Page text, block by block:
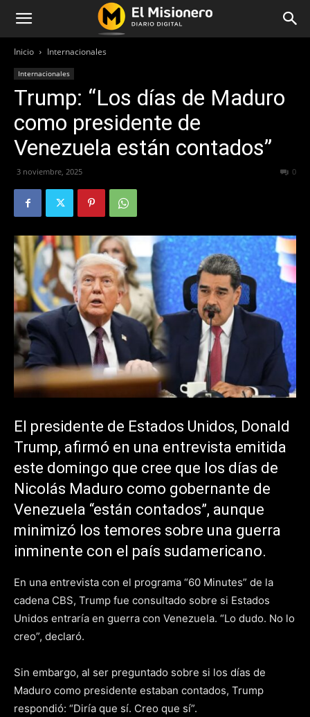
Inicio Internacionales
Internacionales
Trump: “Los días de Maduro
como presidente de
Venezuela están contados”
3 noviembre, 2025 0
El presidente de Estados Unidos, Donald
Trump, afirmó en una entrevista emitida
este domingo que cree que los días de
Nicolás Maduro como gobernante de
Venezuela “están contados”, aunque
minimizó los temores sobre una guerra
inminente con el país sudamericano.
En una entrevista con el programa “60 Minutes” de la
cadena CBS, Trump fue consultado sobre si Estados
Unidos entraría en guerra con Venezuela. “Lo dudo. No lo
creo”, declaró.
Sin embargo, al ser preguntado sobre si los días de
Maduro como presidente estaban contados, Trump
respondió: “Diría que sí. Creo que sí”.